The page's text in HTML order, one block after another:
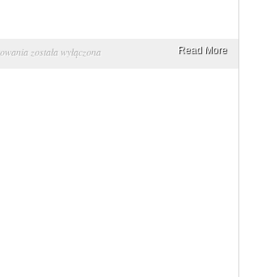
Remont
została wyłączona Read More